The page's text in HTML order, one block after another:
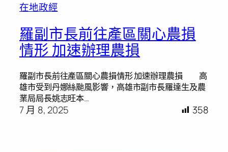
在地政經
羅副市長前往產區關心農損
情形 加速辦理農損
羅副市長前往產區關心農損情形 加速辦理農損 高
雄市受到丹娜絲颱風影響，高雄市副市長羅達生及農
業局局長姚志旺本…
7 月 8, 2025 358